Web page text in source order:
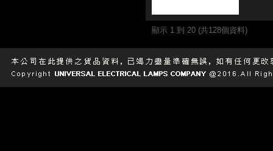
顯示 1 到 20 (共128個資料)